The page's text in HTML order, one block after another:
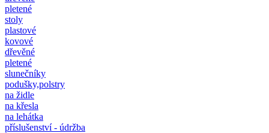
pletené
stoly
plastové
kovové
dřevěné
pletené
slunečníky
podušky,polstry
na židle
na křesla
na lehátka
příslušenství - údržba